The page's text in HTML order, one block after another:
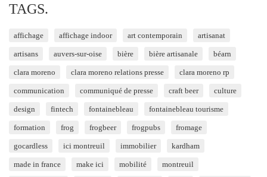
TAGS.
affichage affichage indoor art contemporain artisanat
artisans auvers-sur-oise bière bière artisanale béarn
clara moreno clara moreno relations presse clara moreno rp
communication communiqué de presse craft beer culture
design fintech fontainebleau fontainebleau tourisme
formation frog frogbeer frogpubs fromage
gocardless ici montreuil immobilier kardham
made in france make ici mobilité montreuil